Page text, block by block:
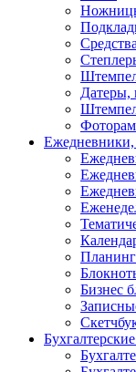
Датеры,
Ежедневники,
Бизнес